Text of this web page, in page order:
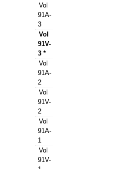
Vol
91A-
3
Vol
91V-
3 *
Vol
91A-
2
Vol
91V-
2
Vol
91A-
1
Vol
91V-